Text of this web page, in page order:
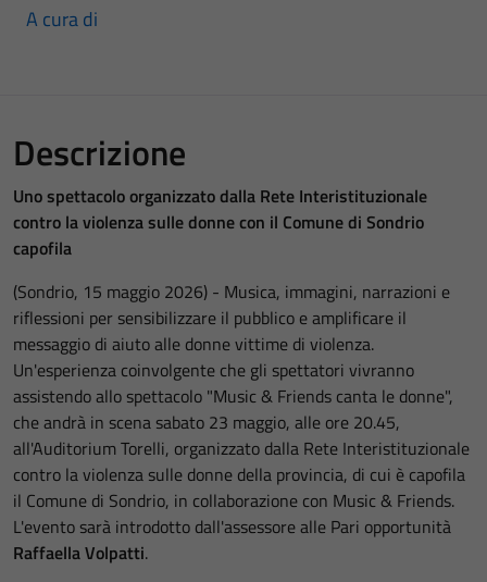
A cura di
Descrizione
Uno spettacolo organizzato dalla Rete Interistituzionale
contro la violenza sulle donne con il Comune di Sondrio
capofila
(Sondrio, 15 maggio 2026) - Musica, immagini, narrazioni e
riflessioni per sensibilizzare il pubblico e amplificare il
messaggio di aiuto alle donne vittime di violenza.
Un'esperienza coinvolgente che gli spettatori vivranno
assistendo allo spettacolo "Music & Friends canta le donne",
che andrà in scena sabato 23 maggio, alle ore 20.45,
all'Auditorium Torelli, organizzato dalla Rete Interistituzionale
contro la violenza sulle donne della provincia, di cui è capofila
il Comune di Sondrio, in collaborazione con Music & Friends.
L'evento sarà introdotto dall'assessore alle Pari opportunità
Raffaella Volpatti.